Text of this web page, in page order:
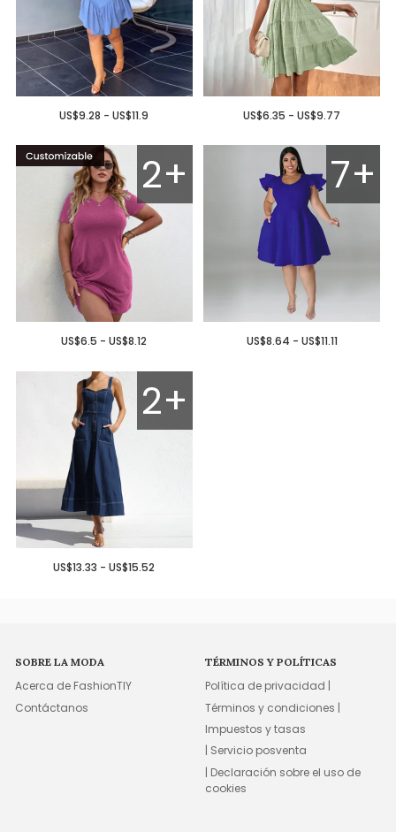
US$9.28 - US$11.9 US$6.35 - US$9.77
2+
US$6.5 - US$8.12
7+
US$8.64 - US$11.11
2+
US$13.33 - US$15.52
SOBRE LA MODA
Acerca de FashionTIY
Contáctanos
TÉRMINOS Y POLÍTICAS
Política de privacidad |
Términos y condiciones |
Impuestos y tasas
| Servicio posventa
| Declaración sobre el uso de
cookies